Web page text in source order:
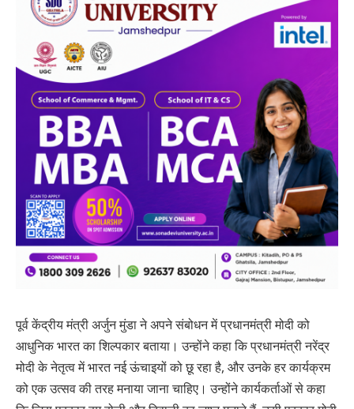
पूर्व केंद्रीय मंत्री अर्जुन मुंडा ने अपने संबोधन में प्रधानमंत्री मोदी को
आधुनिक भारत का शिल्पकार बताया। उन्होंने कहा कि प्रधानमंत्री नरेंद्र
मोदी के नेतृत्व में भारत नई ऊंचाइयों को छू रहा है, और उनके हर कार्यक्रम
को एक उत्सव की तरह मनाया जाना चाहिए। उन्होंने कार्यकर्ताओं से कहा